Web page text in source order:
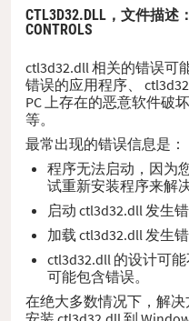
CTL3D32.DLL， 文件描述
CONTROLS
ctl3d32.dll 相关的错误可
错误的应用程序、
PC 上存在的恶意软件破
等。
最常出现的错误信息是：
程序无法启动，因为
试重新安装程序来解
启动 ctl3d32.dll 发生
加载 ctl3d32.dll 发生
ctl3d32.dll 的设计可
可能包含错误。
在绝大多数情况下，解